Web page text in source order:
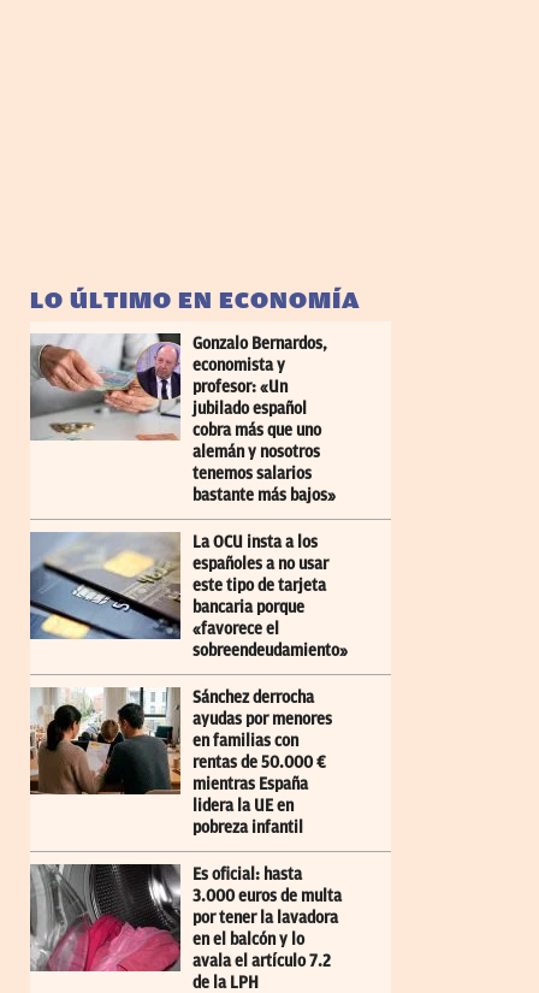
LO ÚLTIMO EN ECONOMÍA
Gonzalo Bernardos,
economista y
profesor: «Un
jubilado español
cobra más que uno
alemán y nosotros
tenemos salarios
bastante más bajos»
La OCU insta a los
españoles a no usar
este tipo de tarjeta
bancaria porque
«favorece el
sobreendeudamiento»
Sánchez derrocha
ayudas por menores
en familias con
rentas de 50.000 €
mientras España
lidera la UE en
pobreza infantil
Es oficial: hasta
3.000 euros de multa
por tener la lavadora
en el balcón y lo
avala el artículo 7.2
de la LPH